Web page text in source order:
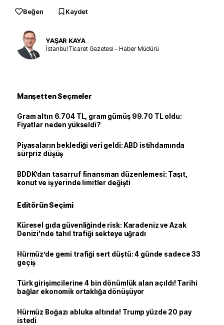
Beğen Kaydet
YAŞAR KAYA
İstanbul Ticaret Gazetesi – Haber Müdürü
Manşetten Seçmeler
Gram altın 6.704 TL, gram gümüş 99.70 TL oldu:
Fiyatlar neden yükseldi?
Piyasaların beklediği veri geldi: ABD istihdamında
sürpriz düşüş
BDDK’dan tasarruf finansman düzenlemesi: Taşıt,
konut ve iş yerinde limitler değişti
Editörün Seçimi
Küresel gıda güvenliğinde risk: Karadeniz ve Azak
Denizi'nde tahıl trafiği sekteye uğradı
Hürmüz’de gemi trafiği sert düştü: 4 günde sadece 33
geçiş
Türk girişimcilerine 4 bin dönümlük alan açıldı! Tarihi
bağlar ekonomik ortaklığa dönüşüyor
Hürmüz Boğazı abluka altında! Trump yüzde 20 pay
istedi